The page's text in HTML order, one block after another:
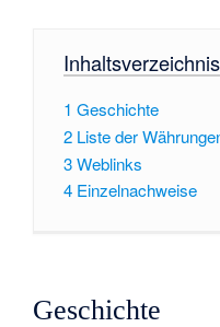
Inhaltsverzeichnis
1 Geschichte
2 Liste der
3Weblinks
4 Einzelnachweise
Geschichte